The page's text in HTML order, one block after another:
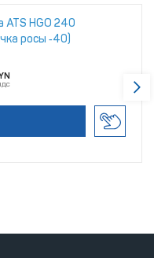
HGO 240
росы ‑40)